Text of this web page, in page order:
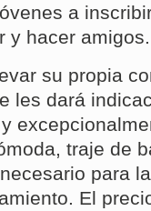
a
y hacer amigos.
su propia
les dará
traje de
para
El